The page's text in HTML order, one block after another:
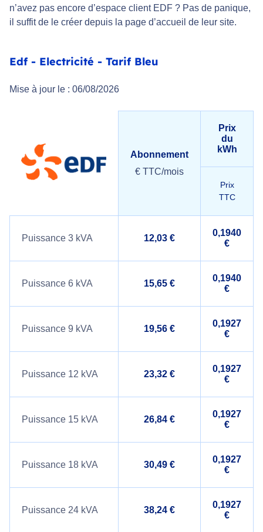
n’avez pas encore d’espace client EDF ? Pas de panique,
il suffit de le créer depuis la page d’accueil de leur site.
Edf - Electricité - Tarif Bleu
Mise à jour le : 06/08/2026
Abonnement
€ TTC/mois
Prix
du
kWh
Prix
TTC
Puissance 3 kVA 12,03 €
0,1940
€
Puissance 6 kVA 15,65 €
0,1940
€
Puissance 9 kVA 19,56 €
0,1927
€
Puissance 12 kVA 23,32 €
0,1927
€
Puissance 15 kVA 26,84 €
0,1927
€
Puissance 18 kVA 30,49 €
0,1927
€
Puissance 24 kVA 38,24 €
0,1927
€